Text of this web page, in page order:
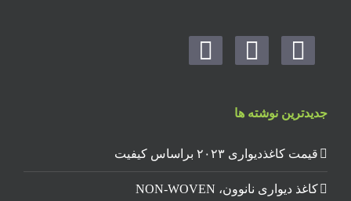
جدیدترین نوشته ها
قیمت کاغذدیواری ۲۰۲۳ براساس کیفیت
کاغذ دیواری نانوون، NON-WOVEN